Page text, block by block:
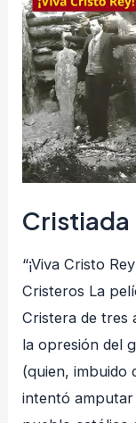
Cristiada
“¡Viva Cristo
Cristeros La
Cristera de tres
la opresión del
(quien, imbuido
intentó amputar